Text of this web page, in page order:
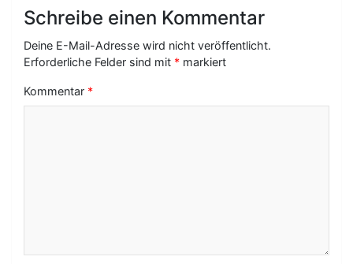
g
N
Schreibe einen Kommentar
Deine E-Mail-Adresse wird nicht veröffentlicht.
Erforderliche Felder sind mit * markiert
Kommentar *